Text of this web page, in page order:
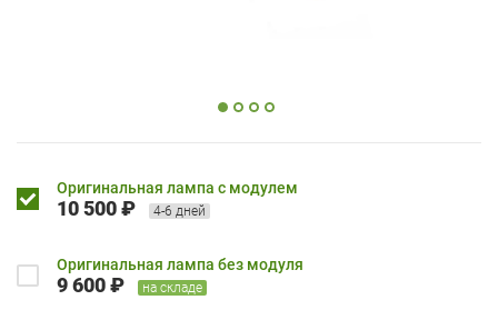
Оригинальная лампа с модулем
10 500 ₽ 4-6 дней
Оригинальная лампа без модуля
9 600 ₽ на складе